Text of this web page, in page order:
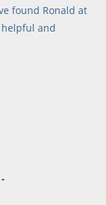
found Ronald at
and